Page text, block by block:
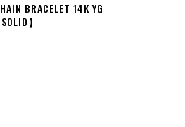
BRACELET 14K YG
】